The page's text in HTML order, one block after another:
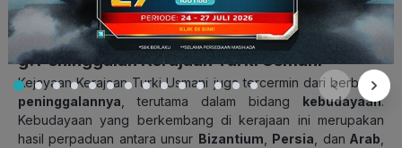
g. Peninggalan Kerajaan Turki Usmani
Kejayaan Kerajaan Turki Usmani juga tercermin dari berbagai
peninggalannya , terutama dalam bidang kebudayaan.
Kebudayaan yang berkembang di kerajaan ini merupakan
hasil perpaduan antara unsur Bizantium Persia , dan Arab